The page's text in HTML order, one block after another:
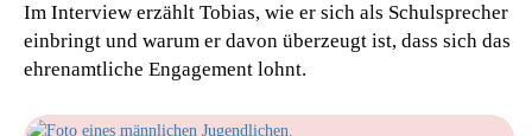
Im Interview erzählt Tobias, wie er sich als Schulsprecher
einbringt und warum er davon überzeugt ist, dass sich das
ehrenamtliche Engagement lohnt.